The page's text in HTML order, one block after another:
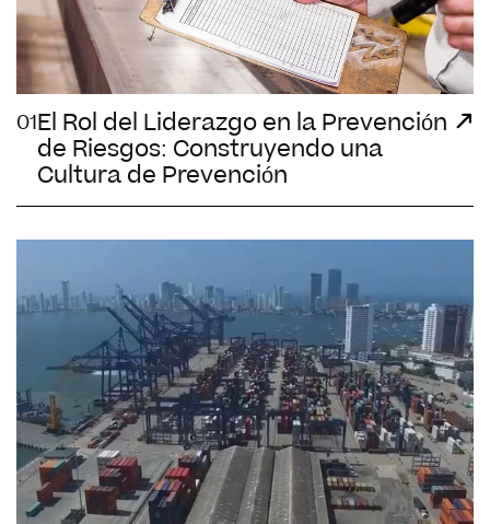
01El Rol del Liderazgo en la Prevención
de Riesgos: Construyendo una
Cultura de Prevención